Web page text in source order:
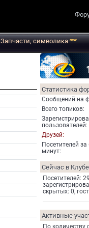
Запчасти, символикаnew
Статистика
Cообщений на
Всего топиков:
пользователей:
Друзей:
Посетителей за
минут:
Сейчас в Клубе
Посетителей:
скрытых: 0,
Активные
По количеству